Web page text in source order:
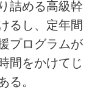
詰める高級幹
るし、定年間
プログラムが
間をかけてじ
る。